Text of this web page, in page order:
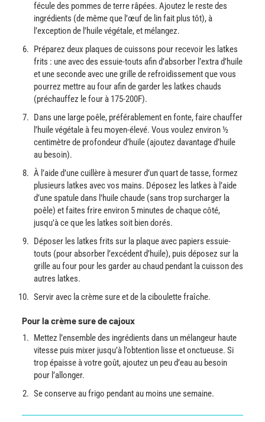
fécule des pommes de terre râpées. Ajoutez le reste des
ingrédients (de même que l’œuf de lin fait plus tôt), à
l’exception de l’huile végétale, et mélangez.
Préparez deux plaques de cuissons pour recevoir les latkes
frits : une avec des essuie-touts afin d’absorber l’extra d’huile
et une seconde avec une grille de refroidissement que vous
pourrez mettre au four afin de garder les latkes chauds
(préchauffez le four à 175-200F).
Dans une large poêle, préférablement en fonte, faire chauffer
l’huile végétale à feu moyen-élevé. Vous voulez environ ½
centimètre de profondeur d’huile (ajoutez davantage d’huile
au besoin).
À l’aide d’une cuillère à mesurer d’un quart de tasse, formez
plusieurs latkes avec vos mains. Déposez les latkes à l’aide
d’une spatule dans l’huile chaude (sans trop surcharger la
poêle) et faites frire environ 5 minutes de chaque côté,
jusqu’à ce que les latkes soit bien dorés.
Déposer les latkes frits sur la plaque avec papiers essuie-
touts (pour absorber l’excédent d’huile), puis déposez sur la
grille au four pour les garder au chaud pendant la cuisson des
autres latkes.
Servir avec la crème sure et de la ciboulette fraîche.
Pour la crème sure de cajoux
Mettez l’ensemble des ingrédients dans un mélangeur haute
vitesse puis mixer jusqu’à l’obtention lisse et onctueuse. Si
trop épaisse à votre goût, ajoutez un peu d’eau au besoin
pour l’allonger.
Se conserve au frigo pendant au moins une semaine.